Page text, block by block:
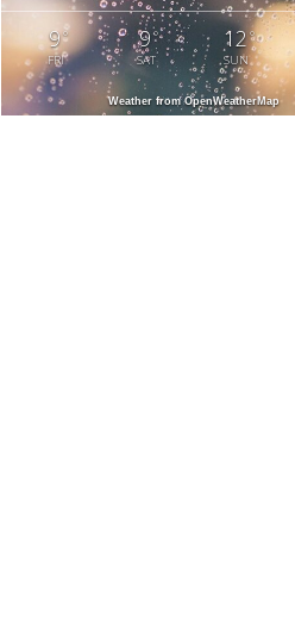
9°
FRI
9°
SAT
12 °
SUN
Weather from OpenWeatherMap